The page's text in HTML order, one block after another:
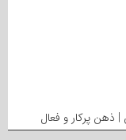
ذهن پرکار و فعال